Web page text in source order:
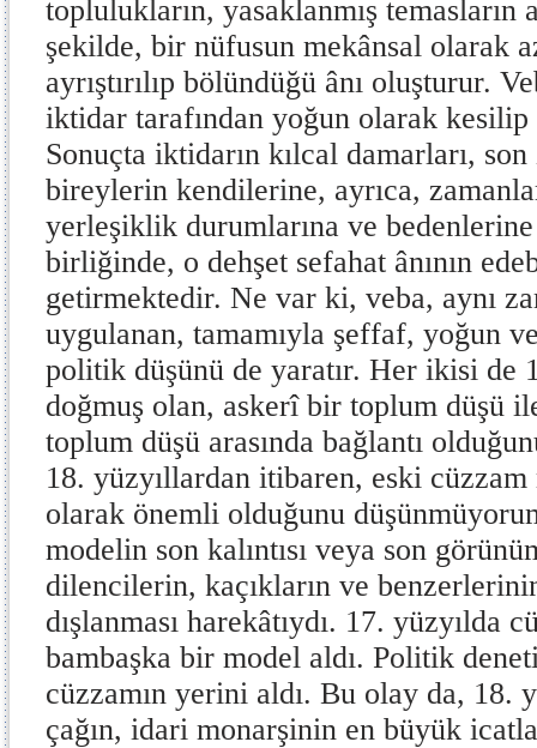
toplulukların, yasaklanmış temasların
şekilde, bir nüfusun mekânsal olarak
ayrıştırılıp bölündüğü ânı oluşturur.
iktidar tarafından yoğun olarak
Sonuçta iktidarın kılcal damarları,
bireylerin kendilerine, ayrıca,
yerleşiklik durumlarına ve
birliğinde, o dehşet sefahat ânının
getirmektedir. Ne var ki, veba, aynı
uygulanan, tamamıyla şeffaf, yoğun
politik düşünü de yaratır. Her ikisi de
doğmuş olan, askerî bir toplum düşü
toplum düşü arasında bağlantı
18. yüzyıllardan itibaren, eski
olarak önemli olduğunu
modelin son kalıntısı veya son
dilencilerin, kaçıkların ve
dışlanması harekâtıydı. 17. yüzyılda
bambaşka bir model aldı. Politik
cüzzamın yerini aldı. Bu olay da, 18.
çağın, idari monarşinin en büyük